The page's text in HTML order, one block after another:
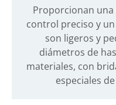
Proporcionan
control preciso y
son ligeros y
diámetros de
materiales, con
especiales